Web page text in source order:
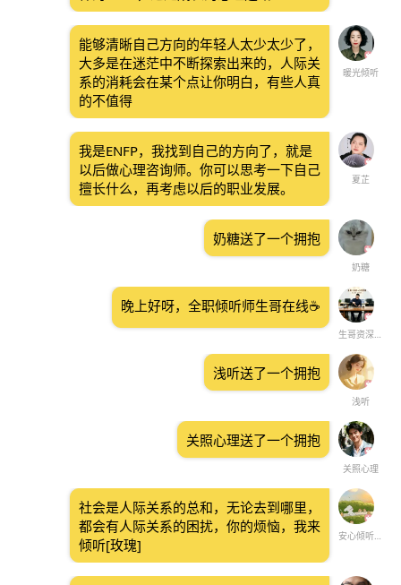
暖光倾听
能够清晰自己方向的年轻人太少太少了，
大多是在迷茫中不断探索出来的，人际关
系的消耗会在某个点让你明白，有些人真
的不值得
夏芷
我是ENFP，我找到自己的方向了，就是
以后做心理咨询师。你可以思考一下自己
擅长什么，再考虑以后的职业发展。
奶糖
奶糖送了一个拥抱
生哥资深情感导师
晚上好呀，全职倾听师生哥在线☕️
浅听
浅听送了一个拥抱
关照心理
关照心理送了一个拥抱
安心倾听 (◍＞◡＜◍)
社会是人际关系的总和，无论去到哪里，
都会有人际关系的困扰，你的烦恼，我来
倾听[玫瑰]